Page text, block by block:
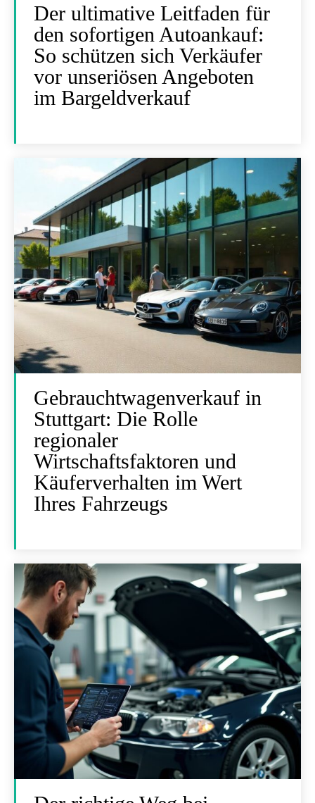
Der ultimative Leitfaden für
den sofortigen Autoankauf:
So schützen sich Verkäufer
vor unseriösen Angeboten
im Bargeldverkauf
Gebrauchtwagenverkauf in
Stuttgart: Die Rolle
regionaler
Wirtschaftsfaktoren und
Käuferverhalten im Wert
Ihres Fahrzeugs